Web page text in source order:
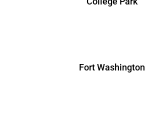
Fort Washington